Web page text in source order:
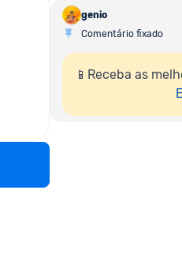
genio
Comentário fixado
📱Receba as